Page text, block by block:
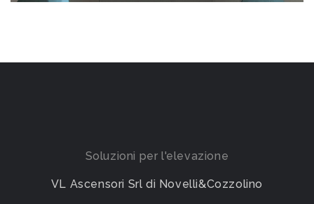
Soluzioni per l'elevazione
VL Ascensori Srl di Novelli&Cozzolino